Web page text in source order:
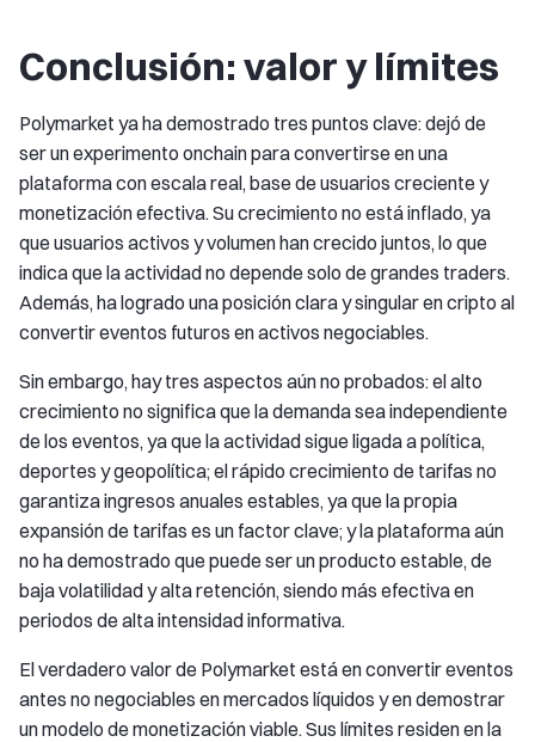
Conclusión: valor y límites
Polymarket ya ha demostrado tres puntos clave: dejó de
ser un experimento onchain para convertirse en una
plataforma con escala real, base de usuarios creciente y
monetización efectiva. Su crecimiento no está inflado, ya
que usuarios activos y volumen han crecido juntos, lo que
indica que la actividad no depende solo de grandes traders.
Además, ha logrado una posición clara y singular en cripto al
convertir eventos futuros en activos negociables.
Sin embargo, hay tres aspectos aún no probados: el alto
crecimiento no significa que la demanda sea independiente
de los eventos, ya que la actividad sigue ligada a política,
deportes y geopolítica; el rápido crecimiento de tarifas no
garantiza ingresos anuales estables, ya que la propia
expansión de tarifas es un factor clave; y la plataforma aún
no ha demostrado que puede ser un producto estable, de
baja volatilidad y alta retención, siendo más efectiva en
periodos de alta intensidad informativa.
El verdadero valor de Polymarket está en convertir eventos
antes no negociables en mercados líquidos y en demostrar
un modelo de monetización viable. Sus límites residen en la